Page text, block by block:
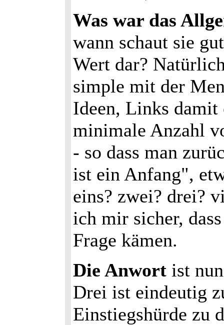
Was war das
wann schaut sie
Wert dar?
simple mit der
Ideen, Links damit
minimale Anzahl
- so dass man
ist ein Anfang",
eins? zwei? drei?
ich mir sicher,
Frage kämen.
Die Anwort ist
Drei ist eindeutig
Einstiegshürde zu